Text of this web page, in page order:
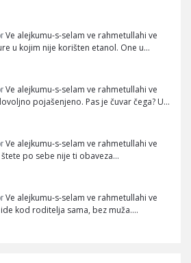
Ve alejkumu-s-selam ve rahmetullahi ve
u kojim nije korišten etanol. One u…
Ve alejkumu-s-selam ve rahmetullahi ve
pojašenjeno. Pas je čuvar čega? U…
Ve alejkumu-s-selam ve rahmetullahi ve
po sebe nije ti obaveza…
Ve alejkumu-s-selam ve rahmetullahi ve
kod roditelja sama, bez muža.…